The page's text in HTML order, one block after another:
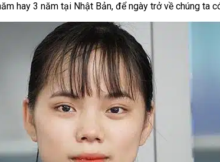
hay 3 năm tại Nhật Bản, để ngày trở về chúng ta